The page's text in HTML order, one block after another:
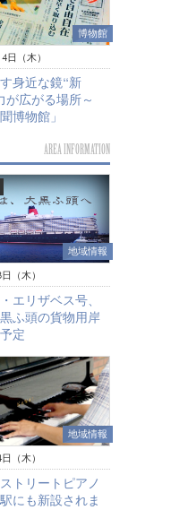
博物館
日（木）
身近な鏡“新
が広がる場所～
博物館」
AREA INFORMATION
地域情報
（木）
エリザベス号、
ふ頭の貨物用岸
定
地域情報
（木）
トリートピアノ
にも新設されま